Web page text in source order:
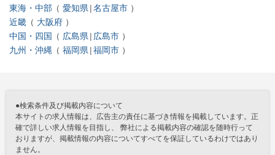
東海・中部
愛知県 名古屋市
近畿
大阪府
中国・四国
広島県
広島市
九州・沖縄
福岡県 福岡市
●検索条件及び掲載内容について
本サイトの求人情報は、広告主の責任に基づき情報を掲載しています。正
確で詳しい求人情報を目指し、 弊社による掲載内容の確認を随時行って
おりますが、掲載情報の内容についてすべてを保証しているわけではあり
ません。